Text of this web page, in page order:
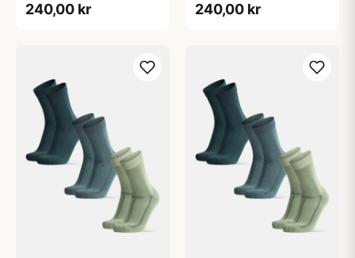
51
240,00 kr
51
240,00 kr